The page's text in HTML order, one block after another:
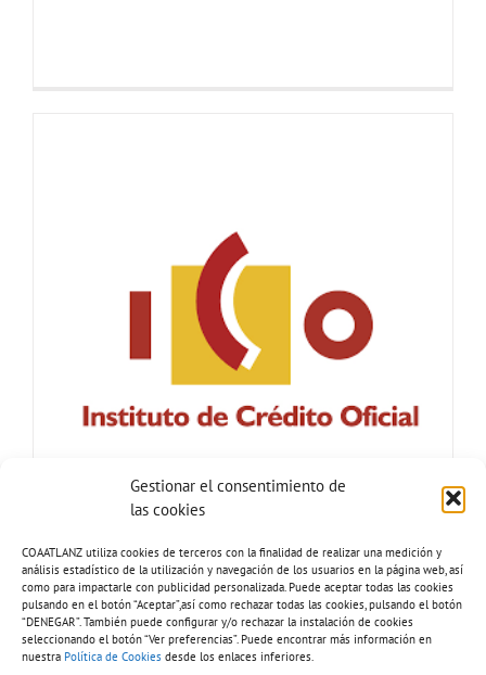
Gestionar el consentimiento de
las cookies
COAATLANZ utiliza cookies de terceros con la finalidad de realizar una medición y
análisis estadístico de la utilización y navegación de los usuarios en la página web, así
como para impactarle con publicidad personalizada. Puede aceptar todas las cookies
pulsando en el botón “Aceptar”,así como rechazar todas las cookies, pulsando el botón
“DENEGAR”. También puede configurar y/o rechazar la instalación de cookies
seleccionando el botón “Ver preferencias”. Puede encontrar más información en
nuestra Política de Cookies desde los enlaces inferiores.